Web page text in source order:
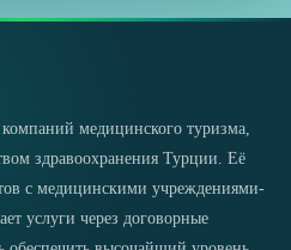
медицинского туризма,
здравоохранения Турции. Её
с медицинскими учреждениями-
услуги через договорные